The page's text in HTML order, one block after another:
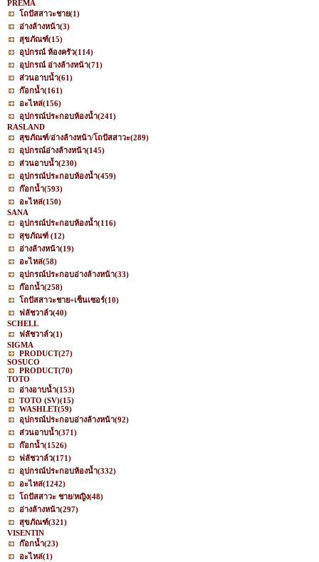
PREMA
โถปัสสาวะชาย(1)
อ่างล้างหน้า(3)
สุขภัณฑ์(15)
อุปกรณ์ ห้องครัว(114)
อุปกรณ์ อ่างล้างหน้า(71)
ส่วนอาบน้ำ(61)
ก๊อกน้ำ(161)
อะไหล่(156)
อุปกรณ์ประกอบห้องน้ำ(241)
RASLAND
สุขภัณฑ์/อ่างล้างหน้า/โถปัสสาวะ(289)
อุปกรณ์อ่างล้างหน้า(145)
ส่วนอาบน้ำ(230)
อุปกรณ์ประกอบห้องน้ำ(459)
ก๊อกน้ำ(593)
อะไหล่(150)
SANA
อุปกรณ์ประกอบห้องน้ำ(116)
สุขภัณฑ์ (12)
อ่างล้างหน้า(19)
อะไหล่(58)
อุปกรณ์ประกอบอ่างล้างหน้า(33)
ก๊อกน้ำ(258)
โถปัสสาวะชาย+เซ็นเซอร์(10)
ฟลัชวาล์ว(40)
SCHELL
ฟลัชวาล์ว(1)
SIGMA
PRODUCT(27)
SOSUCO
PRODUCT(70)
TOTO
อ่างอาบน้ำ(153)
TOTO (SV)(15)
WASHLET(59)
อุปกรณ์ประกอบอ่างล้างหน้า(92)
ส่วนอาบน้ำ(371)
ก๊อกน้ำ(1526)
ฟลัชวาล์ว(171)
อุปกรณ์ประกอบห้องน้ำ(332)
อะไหล่(1242)
โถปัสสาวะ ชาย/หญิง(48)
อ่างล้างหน้า(297)
สุขภัณฑ์(321)
VISENTIN
ก๊อกน้ำ(23)
อะไหล่(1)